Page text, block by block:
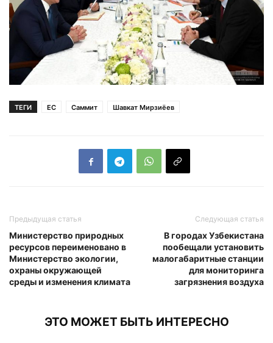
ТЕГИ ЕС Саммит Шавкат Мирзиёев
Предыдущая статья
Министерство природных
ресурсов переименовано в
Министерство экологии,
охраны окружающей
среды и изменения климата
Следующая статья
В городах Узбекистана
пообещали установить
малогабаритные станции
для мониторинга
загрязнения воздуха
ЭТО МОЖЕТ БЫТЬ ИНТЕРЕСНО